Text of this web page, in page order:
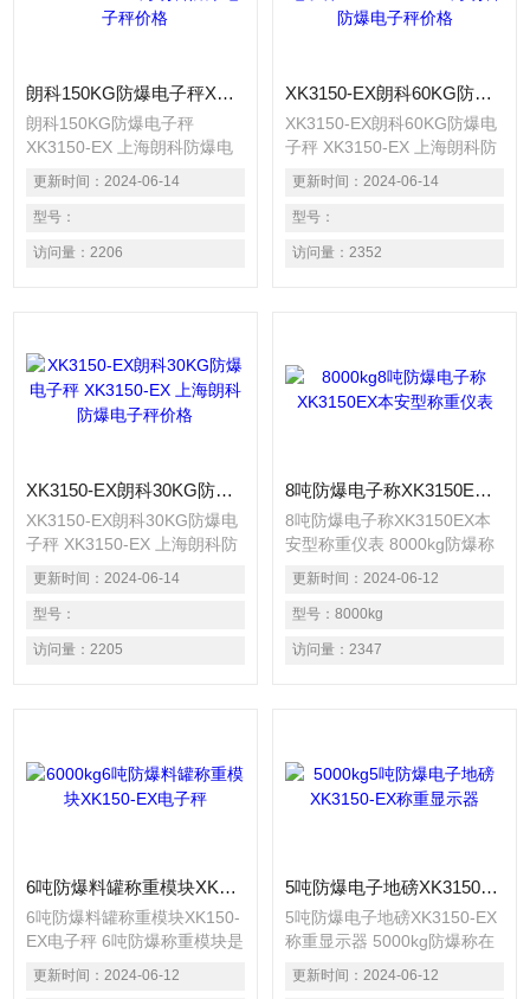
朗科150KG防爆电子秤XK3150-EX 上海朗科防爆电子秤价格
朗科150KG防爆电子秤
XK3150-EX 上海朗科防爆电
子秤价格，防爆电子衡器是在
常用电子衡器基础上，采取降
压，限流，隔离，密封以及光
缆通讯等多种技术措施，消灭
或阻断衡器内电气线路中可能
险区域中工作。
更新时间： 2024-06-14
型号：
访问量： 2206
XK3150-EX朗科60KG防爆电子秤 XK3150-EX 上海朗科防爆电子秤价格
XK3150-EX朗科60KG防爆电
子秤 XK3150-EX 上海朗科防
爆电子秤价格 防爆电子衡器
是在常用电子衡器基础上，采
取降压，限流，隔离，密封以
及光缆通讯等多种技术措施，
消灭或阻断衡器内电气线路中
更新时间： 2024-06-14
型号：
访问量： 2352
XK3150-EX朗科30KG防爆电子秤 XK3150-EX 上海朗科防爆电子秤价格
XK3150-EX朗科30KG防爆电
子秤 XK3150-EX 上海朗科防
爆电子秤价格 防爆电子衡器
是在常用电子衡器基础上，采
取降压，限流，隔离，密封以
及光缆通讯等多种技术措施，
消灭或阻断衡器内电气线路中
更新时间： 2024-06-14
型号：
访问量： 2205
8吨防爆电子称XK3150EX本安型称重仪表
8吨防爆电子称XK3150EX本
安型称重仪表 8000kg防爆称
防爆标志：本安型
ExibllCT4/T5隔爆型
ExiadllBT5复合型ExiallCT6防
爆产品：防爆汽车衡，防爆小
地磅，防爆台秤，防爆称重系
更新时间： 2024-06-12
型号： 8000kg
访问量： 2347
6吨防爆料罐称重模块XK150-EX电子秤
6吨防爆料罐称重模块XK150-
EX电子秤 6吨防爆称重模块是
一种新型的称重元件，它将称
重传感器、负荷传递装置和安
更新时间： 2024-06-12
5吨防爆电子地磅XK3150-EX称重显示器
5吨防爆电子地磅XK3150-EX
称重显示器 5000kg防爆称在
防爆系统采用了本安型电路及
隔爆型仪表显示器相结合的集
更新时间： 2024-06-12